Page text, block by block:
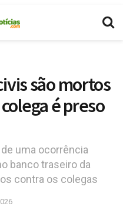
são mortos
é preso
uma ocorrência
banco traseiro da
contra os colegas